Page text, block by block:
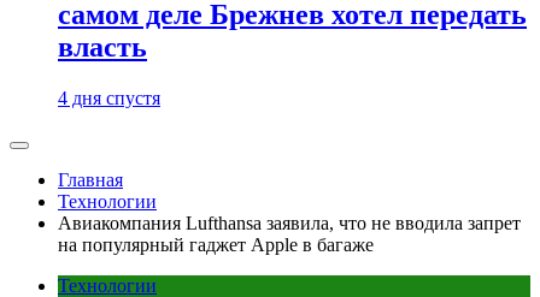
самом деле Брежнев хотел передать
власть
4 дня спустя
Главная
Технологии
Авиакомпания Lufthansa заявила, что не вводила запрет
на популярный гаджет Apple в багаже
Технологии